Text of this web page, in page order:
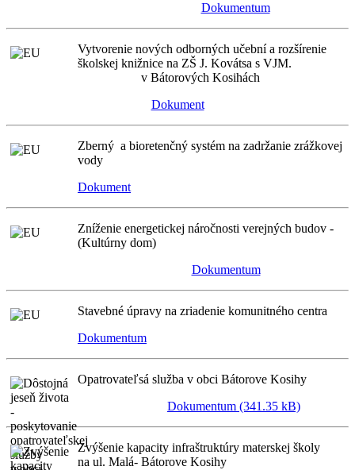
Dokumentum
Vytvorenie nových odborných učební a rozšírenie
školskej knižnice na ZŠ J. Kovátsa s VJM.
v Bátorových Kosihách
Dokument
Zberný a bioretenčný systém na zadržanie zrážkovej
vody
Dokument
Zníženie energetickej náročnosti verejných budov -
(Kultúrny dom)
Dokumentum
Stavebné úpravy na zriadenie komunitného centra
Dokumentum
Opatrovateľsá služba v obci Bátorove Kosihy
Dokumentum (341.35 kB)
Zvýšenie kapacity infraštruktúry materskej školy
na ul. Malá- Bátorove Kosihy